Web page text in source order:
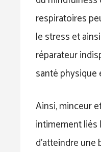
respiratoires
le stress et
réparateur
santé physique
Ainsi, minceur
intimement liés
d’atteindre